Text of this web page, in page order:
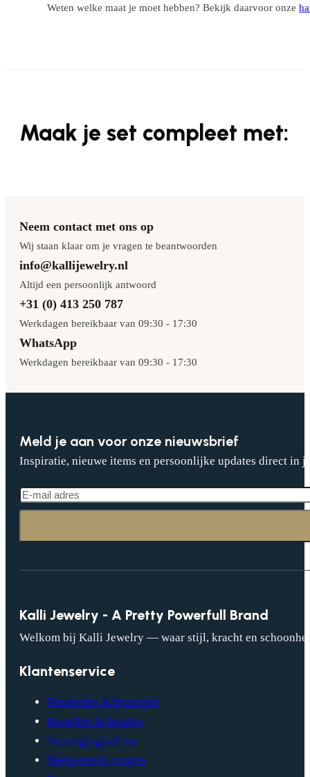
Weten welke maat je moet hebben? Bekijk daarvoor onze
Maak je set compleet met:
Neem contact met ons op
Wij staan klaar om je vragen te beantwoorden
info@kallijewelry.nl
Altijd een persoonlijk antwoord
+31 (0) 413 250 787
Werkdagen bereikbaar van 09:30 - 17:30
WhatsApp
Werkdagen bereikbaar van 09:30 - 17:30
Meld je aan voor onze nieuwsbrief
Inspiratie, nieuwe items en persoonlijke updates direct in
Kalli Jewelry - A Pretty Powerfull Brand
Welkom bij Kalli Jewelry — waar stijl, kracht en
Klantenservice
Verzenden & bezorgen
Bestellen & betalen
Verzorgingsadvies
Veelgestelde vragen